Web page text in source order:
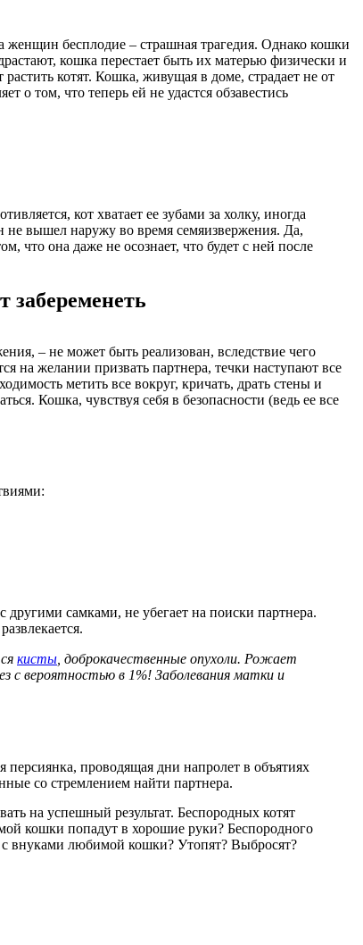
женщин бесплодие – страшная трагедия. Однако кошки
кошка перестает быть их матерью физически и
котят. Кошка, живущая в доме, страдает не от
о том, что теперь ей не удастся обзавестись
кот хватает ее зубами за холку, иногда
не вышел наружу во время семяизвержения. Да,
что она даже не осознает, что будет с ней после
забеременеть
– не может быть реализован, вследствие чего
на желании призвать партнера, течки наступают все
метить все вокруг, кричать, драть стены и
Кошка, чувствуя себя в безопасности (ведь ее все
самками, не убегает на поиски партнера.
кисты , доброкачественные опухоли. Рожает
с вероятностью в 1%! Заболевания матки и
проводящая дни напролет в объятиях
со стремлением найти партнера.
на успешный результат. Беспородных котят
кошки попадут в хорошие руки? Беспородного
с внуками любимой кошки? Утопят? Выбросят?